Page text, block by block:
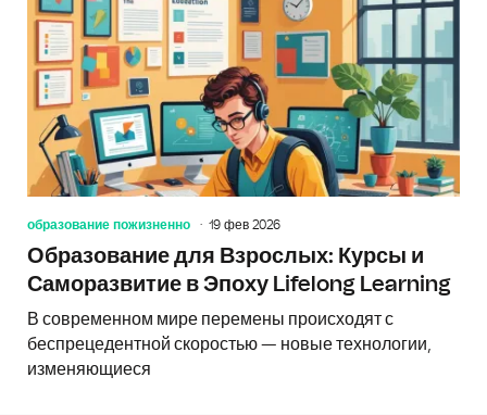
образование пожизненно 19 фев 2026
Образование для Взрослых: Курсы и
Саморазвитие в Эпоху Lifelong Learning
В современном мире перемены происходят с
беспрецедентной скоростью — новые технологии,
изменяющиеся